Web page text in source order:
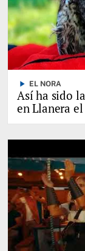
play_arrow EL NORA
Así ha sido
en Llanera